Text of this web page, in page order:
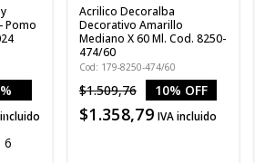
Pomo
6
Acrilico Decoralba
Decorativo Amarillo
Mediano X 60 Ml. Cod. 8250-
474/60
Cod: 179-8250-474/60
$1.509,76 10% OFF
$1.358,79 IVA incluido